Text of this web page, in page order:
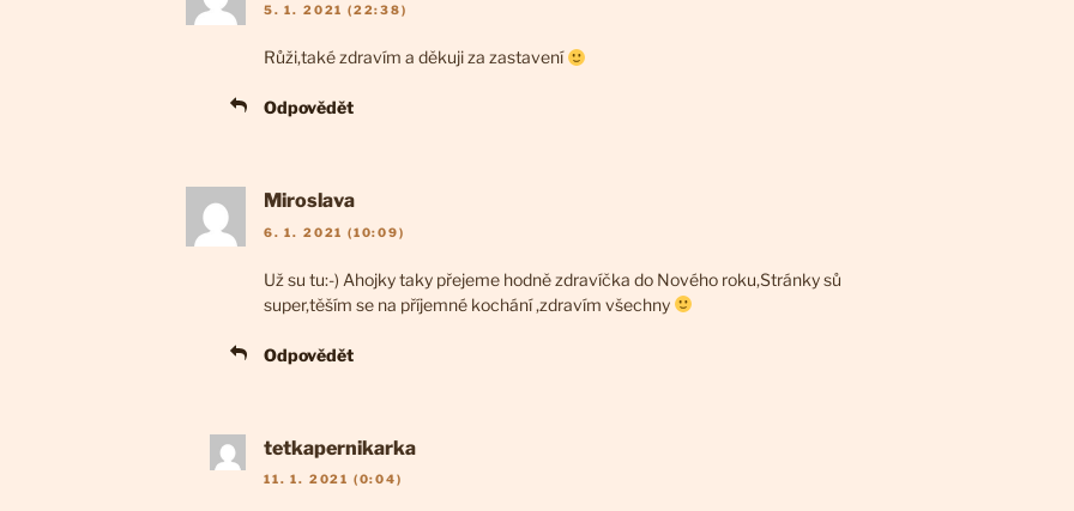
5. 1. 2021 (22:38)
Růži,také zdravím a děkuji za zastavení
Odpovědět
Miroslava
6. 1. 2021 (10:09)
Už su tu:-) Ahojky taky přejeme hodně zdravíčka do Nového roku,Stránky sů
super,těším se na příjemné kochání ,zdravím všechny
Odpovědět
tetkapernikarka
11. 1. 2021 (0:04)